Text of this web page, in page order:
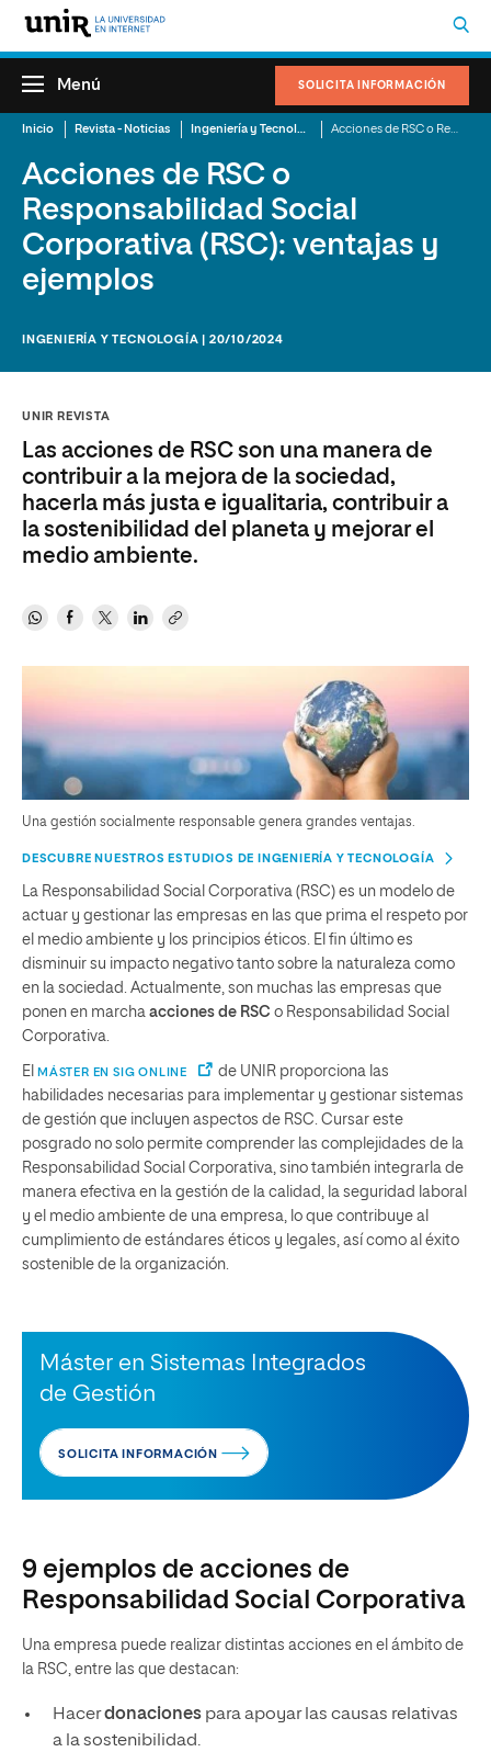
SOLICITA INFORMACIÓN
Menú
Inicio Revista - Noticias Ingeniería y Tecnología
Acciones de RSC o
Responsabilidad Social
Corporativa (RSC): ventajas y
ejemplos
INGENIERÍA Y TECNOLOGÍA | 20/10/2024
UNIR REVISTA
Las acciones de RSC son una manera de
contribuir a la mejora de la sociedad,
hacerla más justa e igualitaria, contribuir a
la sostenibilidad del planeta y mejorar el
medio ambiente.
Una gestión socialmente responsable genera grandes ventajas.
DESCUBRE NUESTROS ESTUDIOS DE INGENIERÍA Y TECNOLOGÍA
La Responsabilidad Social Corporativa (RSC) es un modelo de
actuar y gestionar las empresas en las que prima el respeto por
el medio ambiente y los principios éticos. El fin último es
disminuir su impacto negativo tanto sobre la naturaleza como
en la sociedad. Actualmente, son muchas las empresas que
ponen en marcha acciones de RSC o Responsabilidad Social
Corporativa.
El MÁSTER EN SIG ONLINE
de UNIR proporciona las
habilidades necesarias para implementar y gestionar sistemas
de gestión que incluyen aspectos de RSC. Cursar este
posgrado no solo permite comprender las complejidades de la
Responsabilidad Social Corporativa, sino también integrarla de
manera efectiva en la gestión de la calidad, la seguridad laboral
y el medio ambiente de una empresa, lo que contribuye al
cumplimiento de estándares éticos y legales, así como al éxito
sostenible de la organización.
Máster en Sistemas Integrados
de Gestión
SOLICITA INFORMACIÓN
9 ejemplos de acciones de
Responsabilidad Social Corporativa
Una empresa puede realizar distintas acciones en el ámbito de
la RSC, entre las que destacan:
Hacerdonacionespara apoyar las causas relativas
a la sostenibilidad.